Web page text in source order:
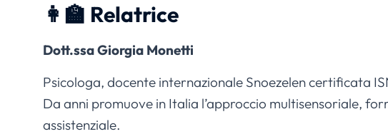
👩‍🏫 Relatrice
Dott.ssa Giorgia Monetti
Psicologa, docente internazionale Snoezelen certificata
Da anni promuove in Italia l’approccio multisensoriale,
assistenziale.